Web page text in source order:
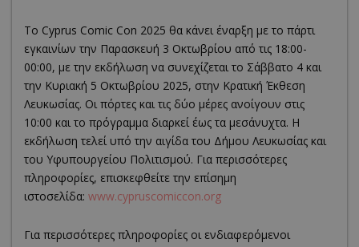
Το Cyprus Comic Con 2025 θα κάνει έναρξη με το πάρτι
εγκαινίων την Παρασκευή 3 Οκτωβρίου από τις 18:00-
00:00, με την εκδήλωση να συνεχίζεται το Σάββατο 4 και
την Κυριακή 5 Οκτωβρίου 2025, στην Κρατική Έκθεση
Λευκωσίας. Οι πόρτες και τις δύο μέρες ανοίγουν στις
10:00 και το πρόγραμμα διαρκεί έως τα μεσάνυχτα. Η
εκδήλωση τελεί υπό την αιγίδα του Δήμου Λευκωσίας και
του Υφυπουργείου Πολιτισμού. Για περισσότερες
πληροφορίες, επισκεφθείτε την επίσημη
ιστοσελίδα: www.cypruscomiccon.org
Για περισσότερες πληροφορίες οι ενδιαφερόμενοι